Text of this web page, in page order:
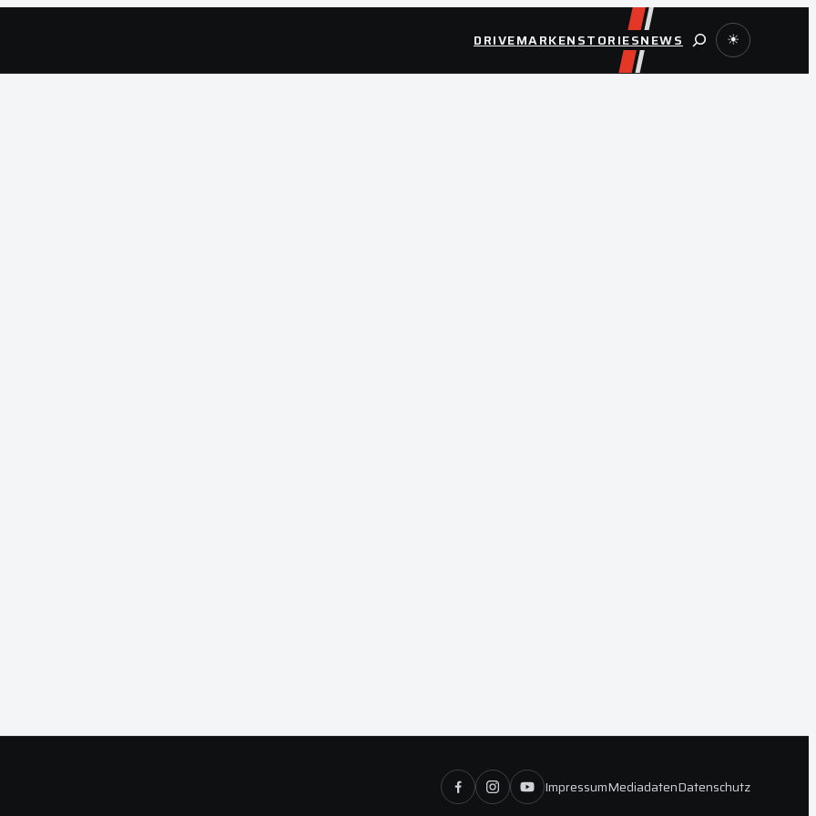
DRIVEMARKENSTORIESNEWSSuche ☀
ImpressumMediadatenDatenschutz